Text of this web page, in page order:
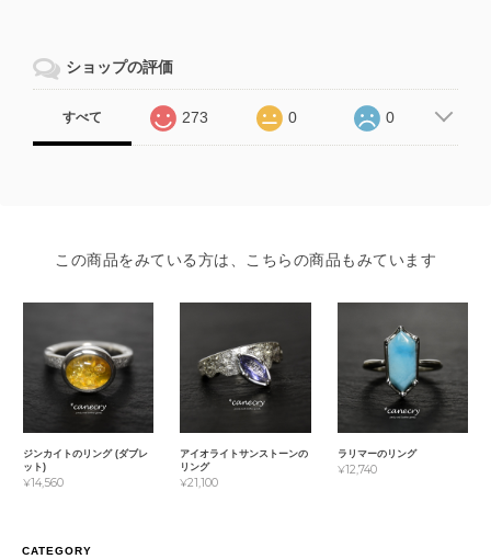
ショップの評価
すべて 273 0 0
この商品をみている方は、こちらの商品もみています
ジンカイトのリング (ダブレ
ット)
¥14,560
アイオライトサンストーンの
リング
¥21,100
ラリマーのリング
¥12,740
CATEGORY